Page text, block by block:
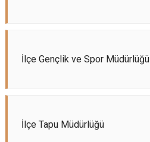
İlçe Gençlik ve Spor Müdürlüğü
İlçe Tapu Müdürlüğü